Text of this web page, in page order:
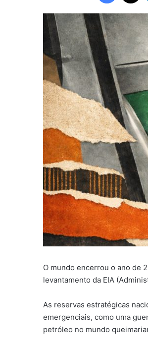
O mundo encerrou o ano de
levantamento da EIA
As reservas estratégicas
emergenciais, como uma
petróleo no mundo